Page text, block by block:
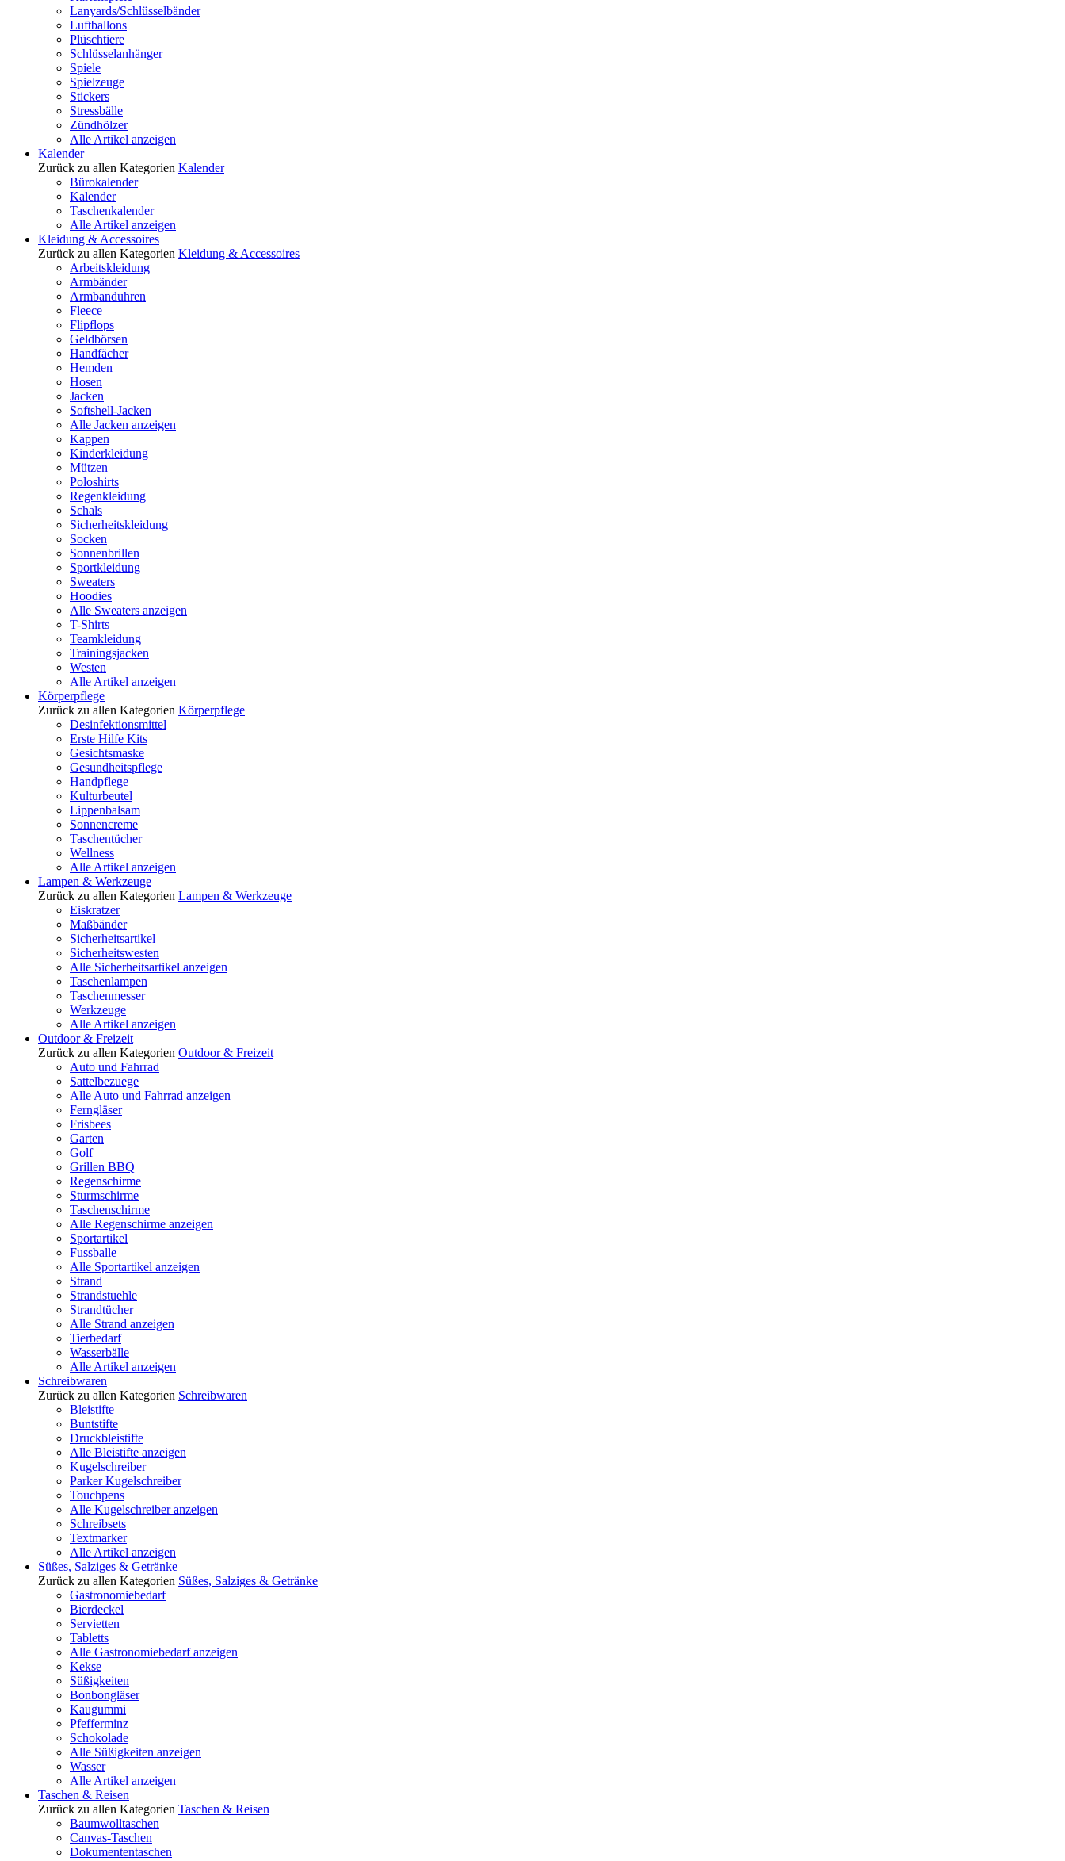
Lanyards/Schlüsselbänder
Luftballons
Plüschtiere
Schlüsselanhänger
Spiele
Spielzeuge
Stickers
Stressbälle
Zündhölzer
Alle Artikel anzeigen
Kalender
Zurück zu allen Kategorien Kalender
Bürokalender
Kalender
Taschenkalender
Alle Artikel anzeigen
Kleidung & Accessoires
Zurück zu allen Kategorien Kleidung & Accessoires
Arbeitskleidung
Armbänder
Armbanduhren
Fleece
Flipflops
Geldbörsen
Handfächer
Hemden
Hosen
Jacken
Softshell-Jacken
Alle Jacken anzeigen
Kappen
Kinderkleidung
Mützen
Poloshirts
Regenkleidung
Schals
Sicherheitskleidung
Socken
Sonnenbrillen
Sportkleidung
Sweaters
Hoodies
Alle Sweaters anzeigen
T-Shirts
Teamkleidung
Trainingsjacken
Westen
Alle Artikel anzeigen
Körperpflege
Zurück zu allen Kategorien Körperpflege
Desinfektionsmittel
Erste Hilfe Kits
Gesichtsmaske
Gesundheitspflege
Handpflege
Kulturbeutel
Lippenbalsam
Sonnencreme
Taschentücher
Wellness
Alle Artikel anzeigen
Lampen & Werkzeuge
Zurück zu allen Kategorien Lampen & Werkzeuge
Eiskratzer
Maßbänder
Sicherheitsartikel
Sicherheitswesten
Alle Sicherheitsartikel anzeigen
Taschenlampen
Taschenmesser
Werkzeuge
Alle Artikel anzeigen
Outdoor & Freizeit
Zurück zu allen Kategorien Outdoor & Freizeit
Auto und Fahrrad
Sattelbezuege
Alle Auto und Fahrrad anzeigen
Ferngläser
Frisbees
Garten
Golf
Grillen BBQ
Regenschirme
Sturmschirme
Taschenschirme
Alle Regenschirme anzeigen
Sportartikel
Fussballe
Alle Sportartikel anzeigen
Strand
Strandstuehle
Strandtücher
Alle Strand anzeigen
Tierbedarf
Wasserbälle
Alle Artikel anzeigen
Schreibwaren
Zurück zu allen Kategorien Schreibwaren
Bleistifte
Buntstifte
Druckbleistifte
Alle Bleistifte anzeigen
Kugelschreiber
Parker Kugelschreiber
Touchpens
Alle Kugelschreiber anzeigen
Schreibsets
Textmarker
Alle Artikel anzeigen
Süßes, Salziges & Getränke
Zurück zu allen Kategorien Süßes, Salziges & Getränke
Gastronomiebedarf
Bierdeckel
Servietten
Tabletts
Alle Gastronomiebedarf anzeigen
Kekse
Süßigkeiten
Bonbongläser
Kaugummi
Pfefferminz
Schokolade
Alle Süßigkeiten anzeigen
Wasser
Alle Artikel anzeigen
Taschen & Reisen
Zurück zu allen Kategorien Taschen & Reisen
Baumwolltaschen
Canvas-Taschen
Dokumententaschen